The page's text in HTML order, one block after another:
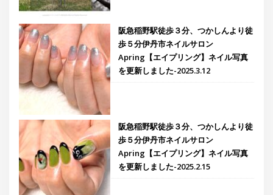
阪急稲野駅徒歩３分、つかしんより徒
歩５分伊丹市ネイルサロン
Apring【エイプリング】ネイル写真
を更新しました-2025.3.12
阪急稲野駅徒歩３分、つかしんより徒
歩５分伊丹市ネイルサロン
Apring【エイプリング】ネイル写真
を更新しました-2025.2.15